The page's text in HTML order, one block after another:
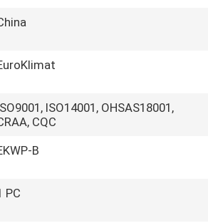
ISO14001, OHSAS18001,
CQC
B
PC